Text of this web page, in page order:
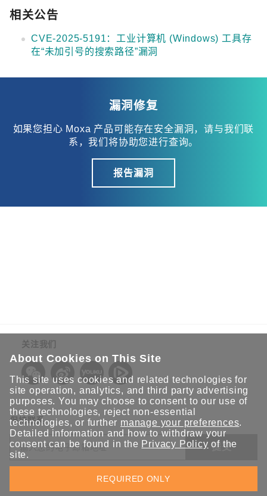
相关公告
CVE-2025-5191：工业计算机 (Windows) 工具存
在“未加引号的搜索路径”漏洞
漏洞修复
如果您担心 Moxa 产品可能存在安全漏洞，请与我们联
系，我们将协助您进行查询。
报告漏洞
关注我们
保持联系
提交
欢迎注册，获取 Moxa 解决方案的最新资讯。Moxa 充分尊重
您的隐私，绝不会透露您的邮箱信息。
About Cookies on This Site
This site uses cookies and related technologies for
site operation, analytics, and third party advertising
purposes. You may choose to consent to our use of
these technologies, reject non-essential
technologies, or further manage your preferences.
Detailed information and how to withdraw your
consent can be found in the Privacy Policy of the
site.
REQUIRED ONLY